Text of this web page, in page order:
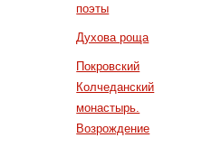
поэты
Духова роща
Покровский
Колчеданский
монастырь.
Возрождение